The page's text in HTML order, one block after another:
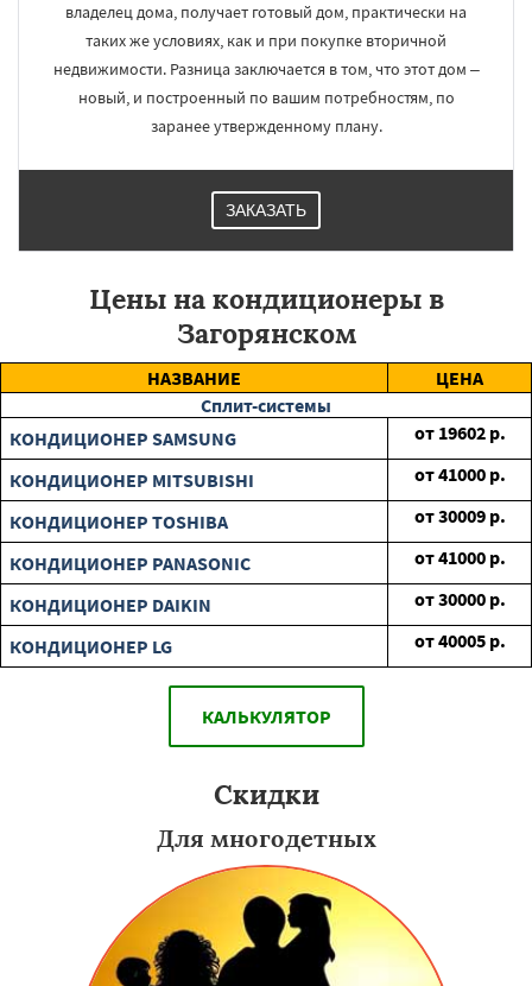
владелец дома, получает готовый дом, практически на
таких же условиях, как и при покупке вторичной
недвижимости. Разница заключается в том, что этот дом –
новый, и построенный по вашим потребностям, по
заранее утвержденному плану.
ЗАКАЗАТЬ
Цены на кондиционеры в
Загорянском
НАЗВАНИЕ
ЦЕНА
Сплит-системы
КОНДИЦИОНЕР SAMSUNG
от 19602 р.
КОНДИЦИОНЕР MITSUBISHI
от41000 р.
КОНДИЦИОНЕР TOSHIBA
от30009 р.
КОНДИЦИОНЕР PANASONIC
от41000 р.
КОНДИЦИОНЕР DAIKIN
от30000 р.
КОНДИЦИОНЕР LG
от40005 р.
КАЛЬКУЛЯТОР
Скидки
Для многодетных